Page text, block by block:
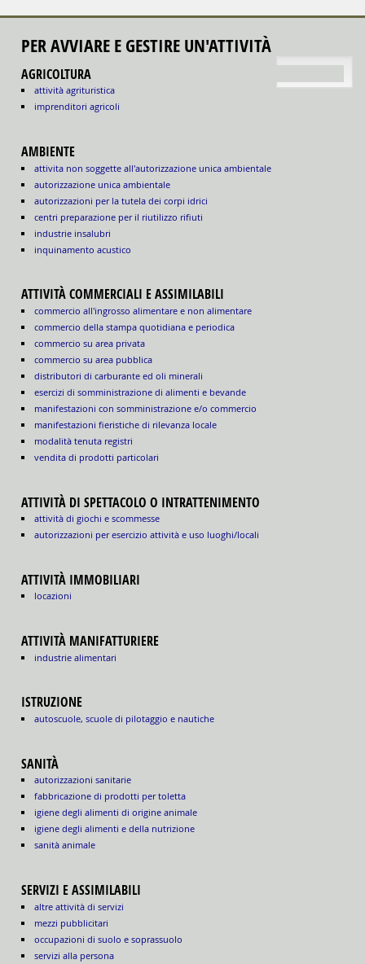
PER AVVIARE E GESTIRE UN'ATTIVITÀ
AGRICOLTURA
attività agrituristica
imprenditori agricoli
AMBIENTE
attivita non soggette all'autorizzazione unica ambientale
autorizzazione unica ambientale
autorizzazioni per la tutela dei corpi idrici
centri preparazione per il riutilizzo rifiuti
industrie insalubri
inquinamento acustico
ATTIVITÀ COMMERCIALI E ASSIMILABILI
commercio all'ingrosso alimentare e non alimentare
commercio della stampa quotidiana e periodica
commercio su area privata
commercio su area pubblica
distributori di carburante ed oli minerali
esercizi di somministrazione di alimenti e bevande
manifestazioni con somministrazione e/o commercio
manifestazioni fieristiche di rilevanza locale
modalità tenuta registri
vendita di prodotti particolari
ATTIVITÀ DI SPETTACOLO O INTRATTENIMENTO
attività di giochi e scommesse
autorizzazioni per esercizio attività e uso luoghi/locali
ATTIVITÀ IMMOBILIARI
locazioni
ATTIVITÀ MANIFATTURIERE
industrie alimentari
ISTRUZIONE
autoscuole, scuole di pilotaggio e nautiche
SANITÀ
autorizzazioni sanitarie
fabbricazione di prodotti per toletta
igiene degli alimenti di origine animale
igiene degli alimenti e della nutrizione
sanità animale
SERVIZI E ASSIMILABILI
altre attività di servizi
mezzi pubblicitari
occupazioni di suolo e soprassuolo
servizi alla persona